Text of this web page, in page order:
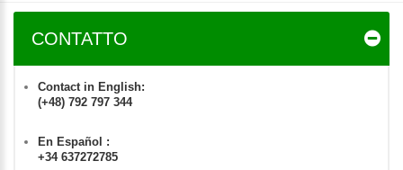
CONTATTO
Contact in English:
(+48) 792 797 344
En Español :
+34 637272785